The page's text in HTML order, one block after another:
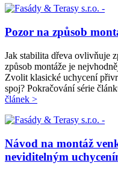
Pozor na způsob
Jak stabilita dřeva ovlivňuje
způsob montáže je
Zvolit klasické uchycení
spoj? Pokračování série
článek >
Návod na montáž
neviditelným